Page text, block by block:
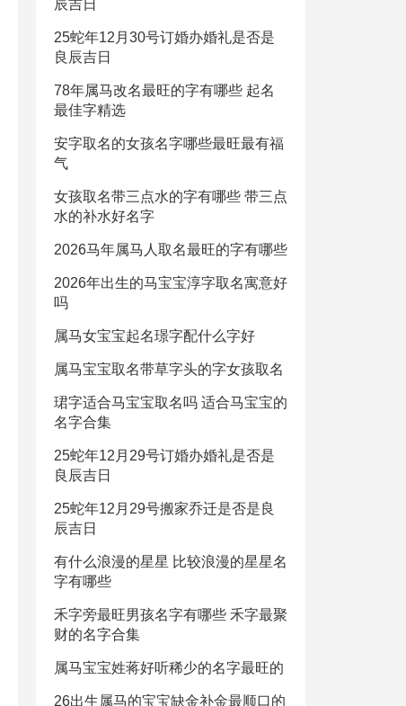
辰吉日
25蛇年12月30号订婚办婚礼是否是
良辰吉日
78年属马改名最旺的字有哪些 起名
最佳字精选
安字取名的女孩名字哪些最旺最有福
气
女孩取名带三点水的字有哪些 带三点
水的补水好名字
2026马年属马人取名最旺的字有哪些
2026年出生的马宝宝淳字取名寓意好
吗
属马女宝宝起名璟字配什么字好
属马宝宝取名带草字头的字女孩取名
珺字适合马宝宝取名吗 适合马宝宝的
名字合集
25蛇年12月29号订婚办婚礼是否是
良辰吉日
25蛇年12月29号搬家乔迁是否是良
辰吉日
有什么浪漫的星星 比较浪漫的星星名
字有哪些
禾字旁最旺男孩名字有哪些 禾字最聚
财的名字合集
属马宝宝姓蒋好听稀少的名字最旺的
26出生属马的宝宝缺金补金最顺口的